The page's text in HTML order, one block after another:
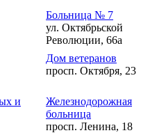
Больница № 7
ул. Октябрьской
Революции, 66а
Дом ветеранов
просп. Октября, 23
и
Железнодорожная
больница
просп. Ленина, 18